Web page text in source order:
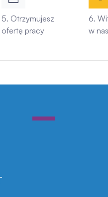
5. Otrzymujesz
ofertę pracy
6.
w